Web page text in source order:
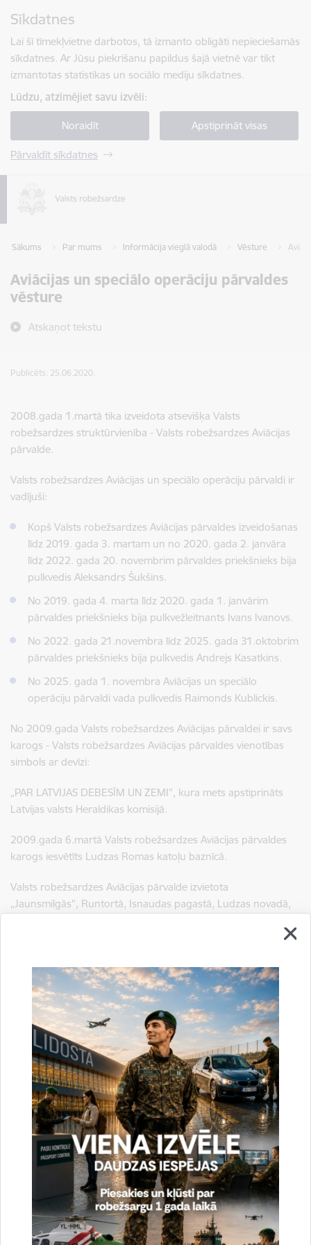
Sīkdatnes
Lai šī tīmekļvietne darbotos, tā izmanto obligāti nepieciešamās
sīkdatnes. Ar Jūsu piekrišanu papildus šajā vietnē var tikt
izmantotas statistikas un sociālo mediju sīkdatnes.
Lūdzu, atzīmējiet savu izvēli:
Noraidīt Apstiprināt visas
Pārvaldīt sīkdatnes
Sākums Par mums Informācija vieglā valodā Vēsture
Aviācijas un speciālo operāciju pārvaldes
vēsture
Atskaņot tekstu
Publicēts: 25.06.2020.
2008.gada 1.martā tika izveidota atsevišķa Valsts
robežsardzes struktūrvienība - Valsts robežsardzes Aviācijas
pārvalde.
Valsts robežsardzes Aviācijas un speciālo operāciju pārvaldi ir
vadījuši:
Kopš Valsts robežsardzes Aviācijas pārvaldes izveidošanas
līdz 2019. gada 3. martam un no 2020. gada 2. janvāra
līdz 2022. gada 20. novembrim pārvaldes priekšnieks bija
pulkvedis Aleksandrs Šukšins.
No 2019. gada 4. marta līdz 2020. gada 1. janvārim
pārvaldes priekšnieks bija pulkvežleitnants Ivans Ivanovs.
No 2022. gada 21.novembra līdz 2025. gada 31.oktobrim
pārvaldes priekšnieks bija pulkvedis Andrejs Kasatkins.
No 2025. gada 1. novembra Aviācijas un speciālo
operāciju pārvaldi vada pulkvedis Raimonds Kublickis.
No 2009.gada Valsts robežsardzes Aviācijas pārvaldei ir savs
karogs - Valsts robežsardzes Aviācijas pārvaldes vienotības
simbols ar devīzi:
„PAR LATVIJAS DEBESĪM UN ZEMI", kura mets apstiprināts
Latvijas valsts Heraldikas komisijā.
2009.gada 6.martā Valsts robežsardzes Aviācijas pārvaldes
karogs iesvētīts Ludzas Romas katoļu baznīcā.
Valsts robežsardzes Aviācijas pārvalde izvietota
„Jaunsmilgās", Runtortā, Isnaudas pagastā, Ludzas novadā,
Drukāt lapu
Dalīties